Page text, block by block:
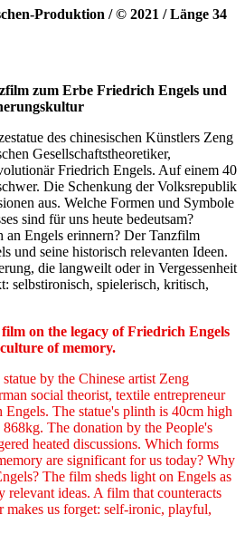
Produktion / © 2021 / Länge 34
zum Erbe Friedrich Engels und
des chinesischen Künstlers Zeng
Gesellschaftstheoretiker,
Friedrich Engels. Auf einem 40
Die Schenkung der Volksrepublik
aus. Welche Formen und Symbole
sind für uns heute bedeutsam?
an Engels erinnern? Der Tanzfilm
und seine historisch relevanten Ideen.
die langweilt oder in Vergessenheit
selbstironisch, spielerisch, kritisch,
on the legacy of Friedrich Engels
of memory.
by the Chinese artist Zeng
social theorist, textile entrepreneur
The statue's plinth is 40cm high
The donation by the People's
heated discussions. Which forms
are significant for us today? Why
The film sheds light on Engels as
relevant ideas. A film that counteracts
makes us forget: self-ironic, playful,